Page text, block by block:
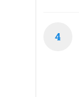
4